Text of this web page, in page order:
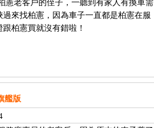
憲老客戶的侄子，一聽到有家人有換車需
來找柏憲，因為車子一直都是柏憲在服
柏憲買就沒有錯啦！
艦版